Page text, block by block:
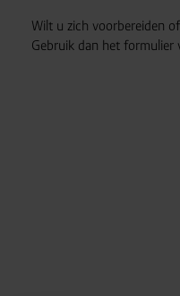
Wilt u zich voorbereiden
Gebruik dan het formulier